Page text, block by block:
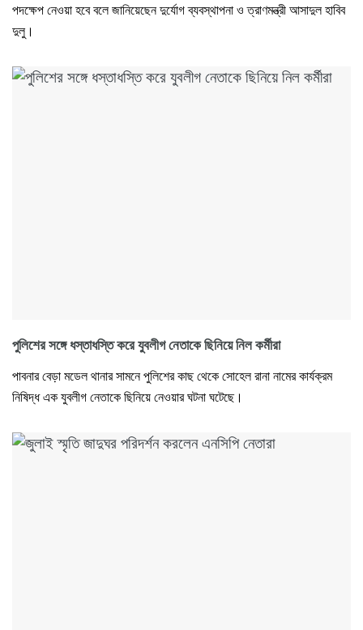
পদক্ষেপ নেওয়া হবে বলে জানিয়েছেন দুর্যোগ ব্যবস্থাপনা ও ত্রাণমন্ত্রী আসাদুল হাবিব
দুলু।
পুলিশের সঙ্গে ধস্তাধস্তি করে যুবলীগ নেতাকে ছিনিয়ে নিল কর্মীরা
পাবনার বেড়া মডেল থানার সামনে পুলিশের কাছ থেকে সোহেল রানা নামের কার্যক্রম
নিষিদ্ধ এক যুবলীগ নেতাকে ছিনিয়ে নেওয়ার ঘটনা ঘটেছে।